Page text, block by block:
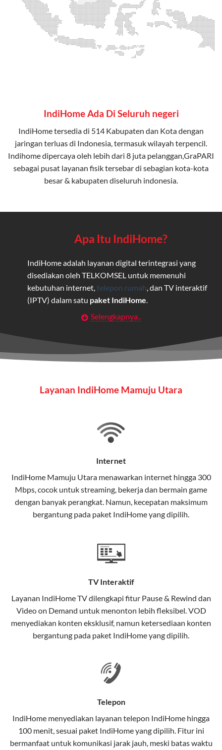
IndiHome Ada Di Seluruh negeri
IndiHome tersedia di 514 Kabupaten dan Kota dengan
jaringan terluas di Indonesia, termasuk wilayah terpencil.
Indihome dipercaya oleh lebih dari 8 juta pelanggan,GraPARI
sebagai pusat layanan fisik tersebar di sebagian kota-kota
besar & kabupaten diseluruh indonesia.
Apa Itu IndiHome?
IndiHome adalah layanan digital terintegrasi yang
disediakan oleh TELKOMSEL untuk memenuhi
kebutuhan internet, telepon rumah , dan TV interaktif
(IPTV) dalam satu paket IndiHome
Layanan Wifi Indihome ini dirancang untuk
maupun individu yang membutuhkan konektivitas dan
hiburan berkualitas tinggi.
pengguna rumah dan bisnis.
stabil, dan memiliki berbagai pilihan paket IndiHome
Selain internet, layanan IndiHome juga mencakup TV
interaktif (IndiHome TV) dan telepon rumah dalam
satu paket.
Teknologi di Balik WiFi IndiHome
Wifi IndiHome menggunakan teknologi Fiber To The
menggunakan kabel serat optik hingga ke rumah
pelanggan. Teknologi ini memiliki beberapa
keunggulan:
Kecepatan Tinggi
dibandingkan kabel tembaga atau DSL.
elektromagnetik, sehingga koneksi tetap lancar.
Latensi Rendah
Selengkapnya..
Layanan IndiHome Mamuju Utara
Internet
IndiHome Mamuju Utara menawarkan internethingga 300
Mbps, cocok untuk streaming, bekerja dan bermain game
dengan banyak perangkat. Namun, kecepatan maksimum
bergantung pada paket IndiHome yang dipilih.
TV Interaktif
Layanan IndiHome TVdilengkapi fitur Pause & Rewind dan
Video on Demand untuk menonton lebih fleksibel. VOD
menyediakan konten eksklusif, namun ketersediaan konten
bergantung pada paket IndiHome yang dipilih.
Telepon
IndiHome menyediakan layanan telepon IndiHome hingga
100 menit, sesuai paket IndiHome yang dipilih. Fitur ini
bermanfaat untuk komunikasi jarak jauh, meski batas waktu